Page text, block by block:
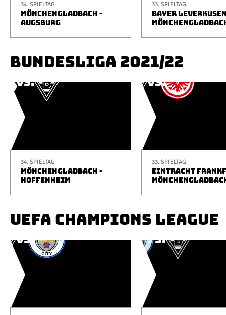
34. SPIELTAG
MÖNCHENGLADBACH -
AUGSBURG
33. SPIELTAG
BAYER
BUNDESLIGA 2021/22
34. SPIELTAG
MÖNCHENGLADBACH -
HOFFENHEIM
33. SPIELTAG
EINTRACHT
UEFA CHAMPIONS LEAGUE